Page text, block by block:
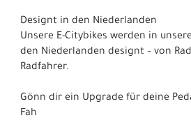
Designt in den Niederlanden
Unsere E-Citybikes werden in
den Niederlanden designt – von
Radfahrer.
Gönn dir ein Upgrade für deine
Fah